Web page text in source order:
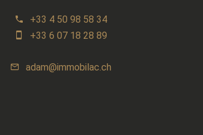
+33 4 50 98 58 34
+33 6 07 18 28 89
adam@immobilac.ch